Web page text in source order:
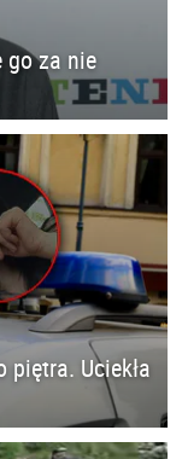
go za nie
piętra. Uciekła